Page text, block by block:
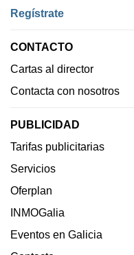
Regístrate
CONTACTO
Cartas al director
Contacta con nosotros
PUBLICIDAD
Tarifas publicitarias
Servicios
Oferplan
INMOGalia
Eventos en Galicia